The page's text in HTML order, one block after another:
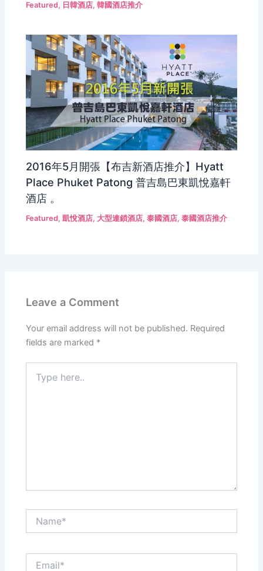
Featured, 日韓酒店,韓國酒店推介
2016年5月開張【布吉新酒店推介】Hyatt
Place Phuket Patong 普吉島巴東凱悅嘉軒
酒店 。
Featured,凱悅酒店, 大型連鎖酒店,泰國酒店,泰國酒店推介
Leave a Comment
Your email address will not be published. Required
fields are marked *
here..